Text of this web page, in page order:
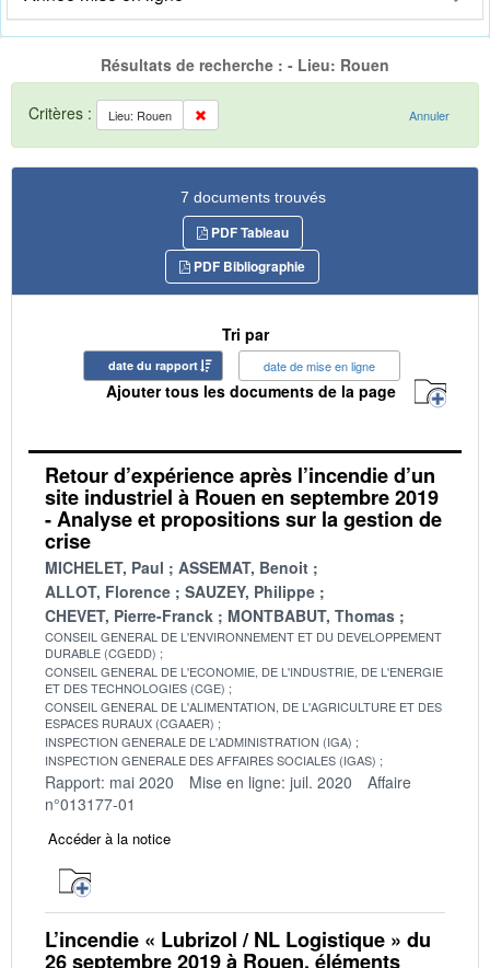
Résultats de recherche : - Lieu: Rouen
Critères : Lieu: Rouen Annuler
7 documents trouvés
PDF Tableau
PDF Bibliographie
Tri par
date du rapport date de mise en ligne
Ajouter tous les documents de la page
Retour d’expérience après l’incendie d’un
site industriel à Rouen en septembre 2019
- Analyse et propositions sur la gestion de
crise
MICHELET, Paul
ASSEMAT, Benoit
ALLOT, Florence
SAUZEY, Philippe
CHEVET, Pierre-Franck
MONTBABUT, Thomas
CONSEIL GENERAL DE L'ENVIRONNEMENT ET DU DEVELOPPEMENT
DURABLE (CGEDD)
CONSEIL GENERAL DE L'ECONOMIE, DE L'INDUSTRIE, DE L'ENERGIE
ET DES TECHNOLOGIES (CGE)
CONSEIL GENERAL DE L'ALIMENTATION, DE L'AGRICULTURE ET DES
ESPACES RURAUX (CGAAER)
INSPECTION GENERALE DE L'ADMINISTRATION (IGA)
INSPECTION GENERALE DES AFFAIRES SOCIALES (IGAS)
Rapport: mai 2020 Mise en ligne: juil. 2020
Affaire
n°013177-01
Accéder à la notice
L’incendie « Lubrizol / NL Logistique » du
26 septembre 2019 à Rouen, éléments